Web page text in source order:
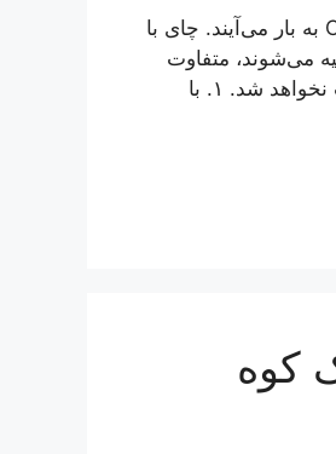
چای سیاه، سبز، اولانگ (چای سنتی چینی) و سفید همگی از گیاه Camellia sinensis به بار می‌آیند. چای با
می‌شوند، متفاوت
است؛ چرا که مزایای خارق‌العاده‌ای دارد که هرگز در دیگر نوشیدنی‌های گیاهی یافت نخواهد شد. ۱. با
کوه